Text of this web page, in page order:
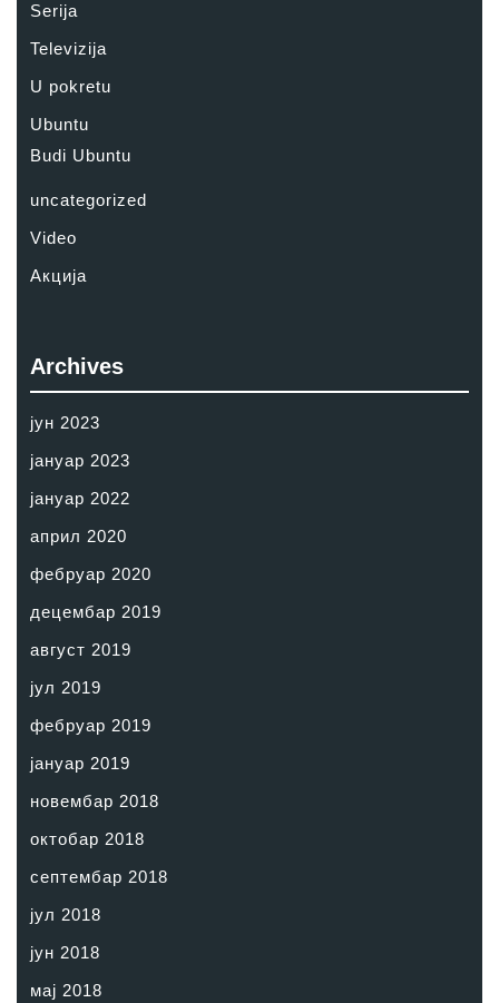
Serija
Televizija
U pokretu
Ubuntu
Budi Ubuntu
uncategorized
Video
Акција
Archives
јун 2023
јануар 2023
јануар 2022
април 2020
фебруар 2020
децембар 2019
август 2019
јул 2019
фебруар 2019
јануар 2019
новембар 2018
октобар 2018
септембар 2018
јул 2018
јун 2018
мај 2018